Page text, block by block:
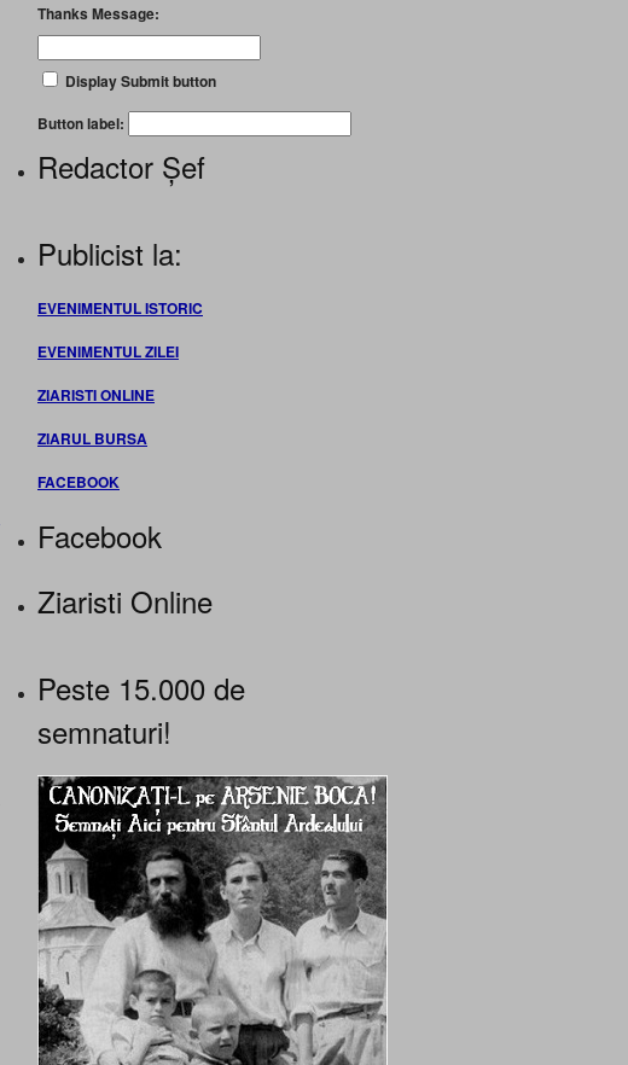
Thanks Message:
Display Submit button
Button label:
Redactor Șef
Publicist la:
EVENIMENTUL ISTORIC
EVENIMENTUL ZILEI
ZIARISTI ONLINE
ZIARUL BURSA
FACEBOOK
Facebook
Ziaristi Online
Peste 15.000 de
semnaturi!